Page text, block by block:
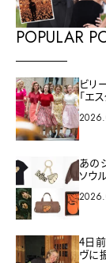
POPULAR
ビリ
「エ
あの
ソウ
4日
ヴに